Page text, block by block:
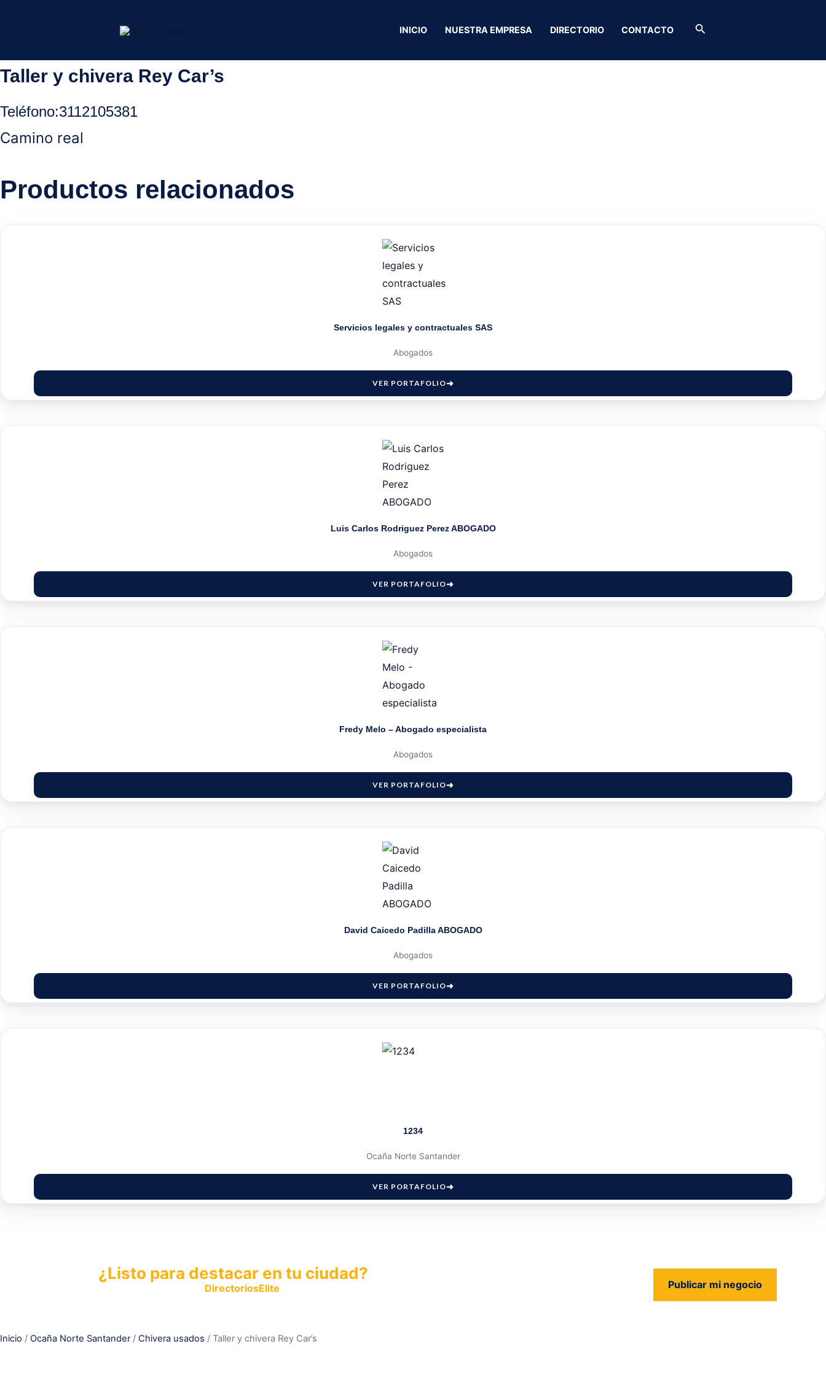
INICIO NUESTRA EMPRESA DIRECTORIO CONTACTO Buscar
Taller y chivera Rey Car’s
Teléfono:3112105381
Camino real
Productos relacionados
Servicios legales y contractuales SAS
Abogados
VER PORTAFOLIO
Luis Carlos Rodriguez Perez ABOGADO
Abogados
VER PORTAFOLIO
Fredy Melo – Abogado especialista
Abogados
VER PORTAFOLIO
David Caicedo Padilla ABOGADO
Abogados
VER PORTAFOLIO
1234
Ocaña Norte Santander
VER PORTAFOLIO
¿Listo para destacar en tu ciudad?
DirectoriosElite Publicar mi negocio
Inicio / Ocaña Norte Santander/ Chivera usados / Taller y chivera Rey Car’s